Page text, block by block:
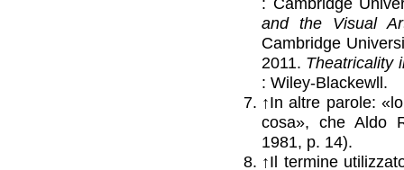
and the Visual
Cambridge
2011. Theatricality
: Wiley-Blackewll.
↑In altre parole:
cosa», che Aldo
1981, p. 14).
↑Il termine